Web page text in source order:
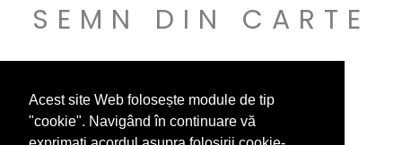
Acest site Web folosește module de tip
"cookie". Navigând în continuare vă
SEMN DIN CARTE